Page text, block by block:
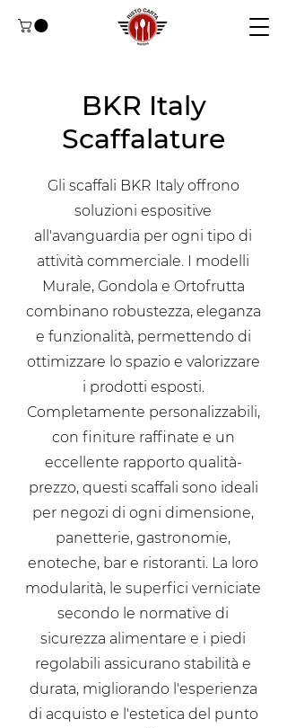
BKR Italy
Scaffalature
Gli scaffali BKR Italy offrono
soluzioni espositive
all'avanguardia per ogni tipo di
attività commerciale. I modelli
Murale, Gondola e Ortofrutta
combinano robustezza, eleganza
e funzionalità, permettendo di
ottimizzare lo spazio e valorizzare
i prodotti esposti.
Completamente personalizzabili,
con finiture raffinate e un
eccellente rapporto qualità-
prezzo, questi scaffali sono ideali
per negozi di ogni dimensione,
panetterie, gastronomie,
enoteche, bar e ristoranti. La loro
modularità, le superfici verniciate
secondo le normative di
sicurezza alimentare e i piedi
regolabili assicurano stabilità e
durata, migliorando l'esperienza
di acquisto e l'estetica del punto